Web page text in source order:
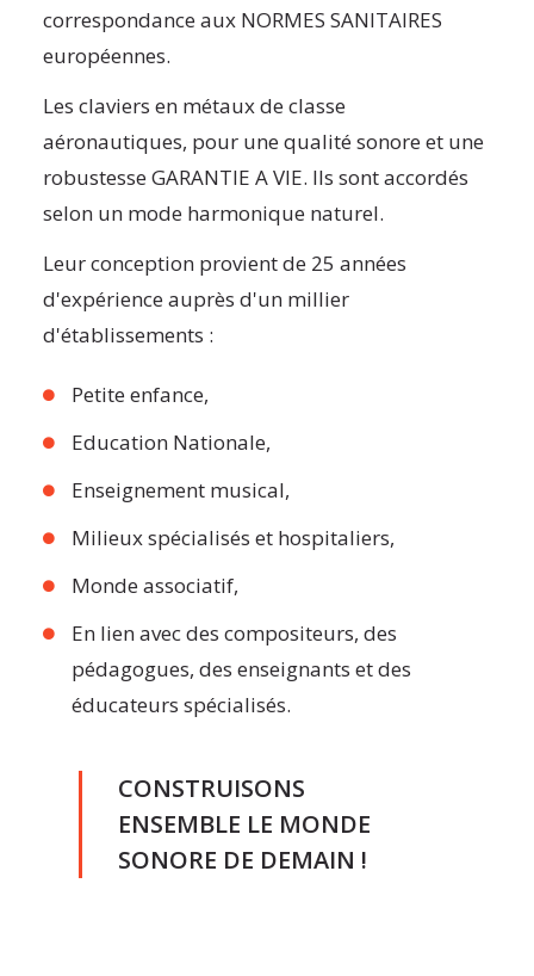
correspondance aux NORMES SANITAIRES
européennes.
Les claviers en métaux de classe
aéronautiques, pour une qualité sonore et une
robustesse GARANTIE A VIE. Ils sont accordés
selon un mode harmonique naturel.
Leur conception provient de 25 années
d'expérience auprès d'un millier
d'établissements :
Petite enfance,
Education Nationale,
Enseignement musical,
Milieux spécialisés et hospitaliers,
Monde associatif,
En lien avec des compositeurs, des
pédagogues, des enseignants et des
éducateurs spécialisés.
CONSTRUISONS
ENSEMBLE LE MONDE
SONORE DE DEMAIN !